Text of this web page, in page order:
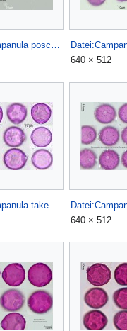
Datei:Campanula poscharskyana (7).jpg
640 × 512
640 × 512